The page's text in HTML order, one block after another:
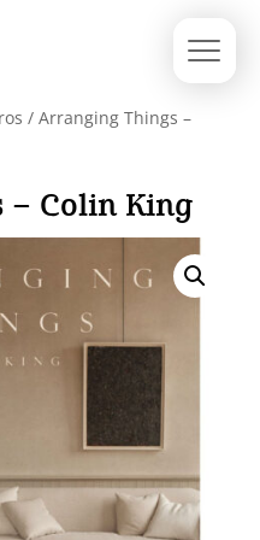
/ Arranging Things –
– Colin King